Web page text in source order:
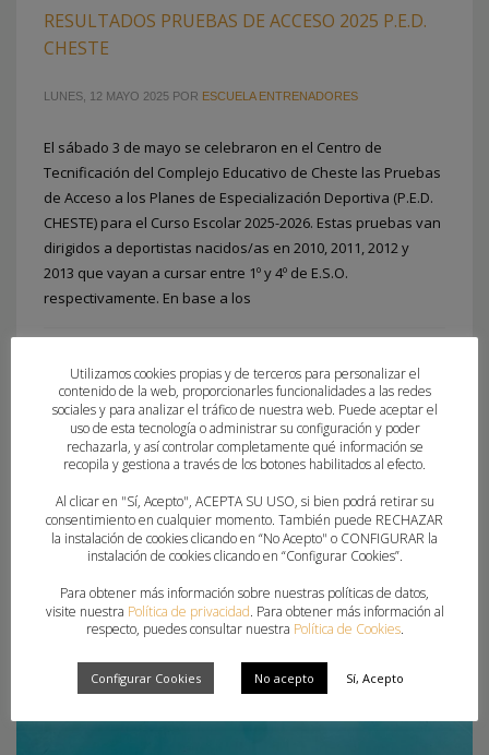
RESULTADOS PRUEBAS DE ACCESO 2025 P.E.D.
CHESTE
LUNES, 12 MAYO 2025 POR ESCUELA ENTRENADORES
El sábado 3 de mayo se celebraron en el Centro de
Tecnificación del Complejo Educativo de Cheste las Pruebas
de Acceso a los Planes de Especialización Deportiva (P.E.D.
CHESTE) para el Curso Escolar 2025-2026. Estas pruebas van
dirigidos a deportistas nacidos/as en 2010, 2011, 2012 y
2013 que vayan a cursar entre 1º y 4º de E.S.O.
respectivamente. En base a los
Utilizamos cookies propias y de terceros para personalizar el
contenido de la web, proporcionarles funcionalidades a las redes
sociales y para analizar el tráfico de nuestra web. Puede aceptar el
uso de esta tecnología o administrar su configuración y poder
rechazarla, y así controlar completamente qué información se
recopila y gestiona a través de los botones habilitados al efecto.
Al clicar en "Sí, Acepto", ACEPTA SU USO, si bien podrá retirar su
consentimiento en cualquier momento. También puede RECHAZAR
la instalación de cookies clicando en “No Acepto" o CONFIGURAR la
instalación de cookies clicando en “Configurar Cookies”.
Para obtener más información sobre nuestras políticas de datos,
visite nuestra Política de privacidad. Para obtener más información al
respecto, puedes consultar nuestra Política de Cookies.
Configurar Cookies No acepto Sí, Acepto